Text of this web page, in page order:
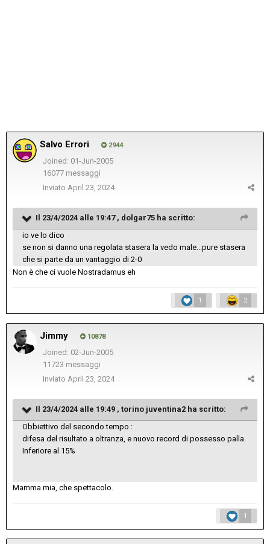
Salvo Errori 2944
Joined: 01-Jun-2005
16077 messaggi
Inviato April 23, 2024
Il 23/4/2024 alle 19:47 , dolgar75 ha scritto:
io ve lo dico
se non si danno una regolata stasera la vedo male...pure stasera
che si parte da un vantaggio di 2-0
Non è che ci vuole Nostradamus eh
1 2
Jimmy 10878
Joined: 02-Jun-2005
11723 messaggi
Inviato April 23, 2024
Il 23/4/2024 alle 19:49 , torino juventina2 ha scritto:
Obbiettivo del secondo tempo :
difesa del risultato a oltranza, e nuovo record di possesso palla.
Inferiore al 15%
Mamma mia, che spettacolo.
1